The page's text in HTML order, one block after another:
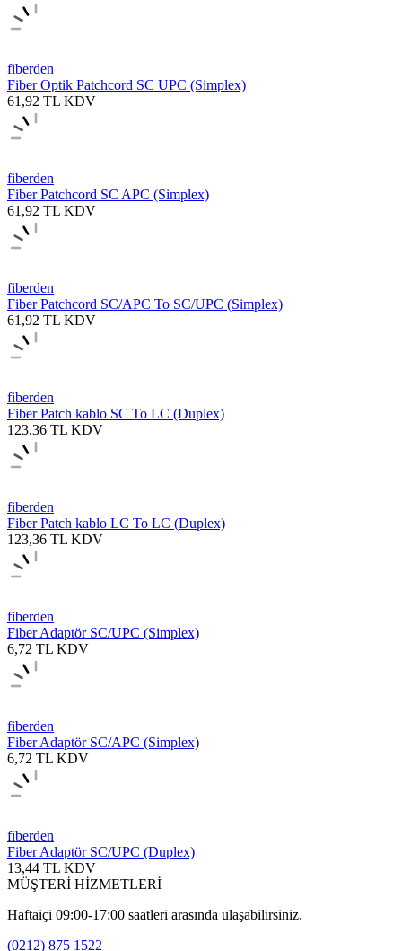
fiberden
Fiber Optik Patchcord SC UPC (Simplex)
61,92 TL KDV
fiberden
Fiber Patchcord SC APC (Simplex)
61,92 TL KDV
fiberden
Fiber Patchcord SC/APC To SC/UPC (Simplex)
61,92 TL KDV
fiberden
Fiber Patch kablo SC To LC (Duplex)
123,36 TL KDV
fiberden
Fiber Patch kablo LC To LC (Duplex)
123,36 TL KDV
fiberden
Fiber Adaptör SC/UPC (Simplex)
6,72 TL KDV
fiberden
Fiber Adaptör SC/APC (Simplex)
6,72 TL KDV
fiberden
Fiber Adaptör SC/UPC (Duplex)
13,44 TL KDV
MÜŞTERİ HİZMETLERİ
Haftaiçi 09:00-17:00 saatleri arasında ulaşabilirsiniz.
(0212) 875 1522